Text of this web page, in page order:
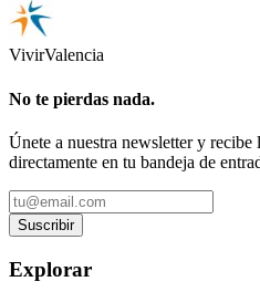
VivirValencia
No te pierdas nada.
Únete a nuestra newsletter y recibe
directamente en tu bandeja de
Suscribir
Explorar